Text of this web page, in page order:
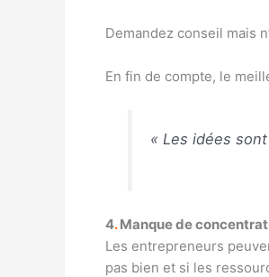
Demandez conseil mais
En fin de compte, le
« Les idées
4.Manque de
Les entrepreneurs
pas bien et si les